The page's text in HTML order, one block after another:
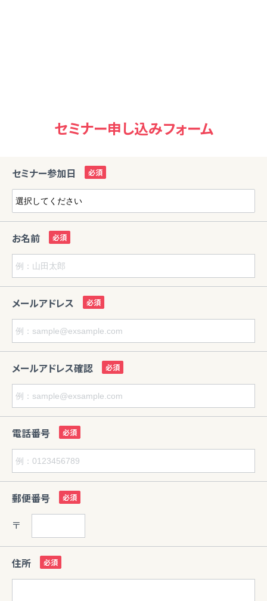
セミナー申し込みフォーム
セミナー参加日
お名前
メールアドレス
メールアドレス確認
電話番号
郵便番号
〒
住所